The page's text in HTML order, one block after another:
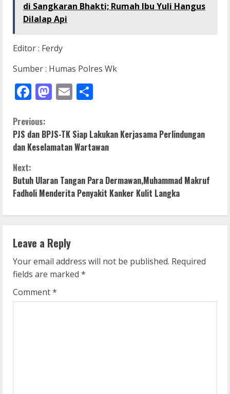
di Sangkaran Bhakti; Rumah Ibu Yuli Hangus
Dilalap Api
Editor : Ferdy
Sumber : Humas Polres Wk
Facebook
Mastodon
Email
C
o
n
t
i
n
u
e
R
Previous:
PJS dan BPJS-TK Siap Lakukan Kerjasama Perlindungan
dan Keselamatan Wartawan
Next:
Butuh Ularan Tangan Para Dermawan,Muhammad Makruf
Fadholi Menderita Penyakit Kanker Kulit Langka
Leave a Reply
Your email address will not be published. Required
fields are marked *
Comment*